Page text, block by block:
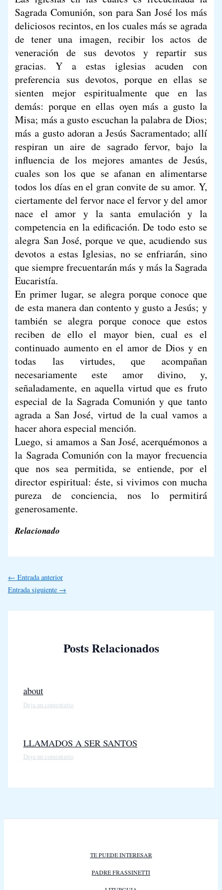
Sagrada Comunión, son para San José los más
deliciosos recintos, en los cuales más se agrada
de tener una imagen, recibir los actos de
veneración de sus devotos y repartir sus
gracias. Y a estas iglesias acuden con
preferencia sus devotos, porque en ellas se
sienten mejor espiritualmente que en las
demás: porque en ellas oyen más a gusto la
Misa; más a gusto escuchan la palabra de Dios;
más a gusto adoran a Jesús Sacramentado; allí
respiran un aire de sagrado fervor, bajo la
influencia de los mejores amantes de Jesús,
cuales son los que se afanan en alimentarse
todos los días en el gran convite de su amor. Y,
ciertamente del fervor nace el fervor y del amor
nace el amor y la santa emulación y la
competencia en la edificación. De todo esto se
alegra San José, porque ve que, acudiendo sus
devotos a estas Iglesias, no se enfriarán, sino
que siempre frecuentarán más y más la Sagrada
Eucaristía.
En primer lugar, se alegra porque conoce que
de esta manera dan contento y gusto a Jesús; y
también se alegra porque conoce que estos
reciben de ello el mayor bien, cual es el
continuado aumento en el amor de Dios y en
todas las virtudes, que acompañan
necesariamente este amor divino, y,
señaladamente, en aquella virtud que es fruto
especial de la Sagrada Comunión y que tanto
agrada a San José, virtud de la cual vamos a
hacer ahora especial mención.
Luego, si amamos a San José, acerquémonos a
la Sagrada Comunión con la mayor frecuencia
que nos sea permitida, se entiende, por el
director espiritual: éste, si vivimos con mucha
pureza de conciencia, nos lo permitirá
generosamente.
Relacionado
← Entrada anterior
Entrada siguiente →
Posts Relacionados
about
Deja un comentario
LLAMADOS A SER SANTOS
Deja un comentario
TE PUEDE INTERESAR
PADRE FRASSINETTI